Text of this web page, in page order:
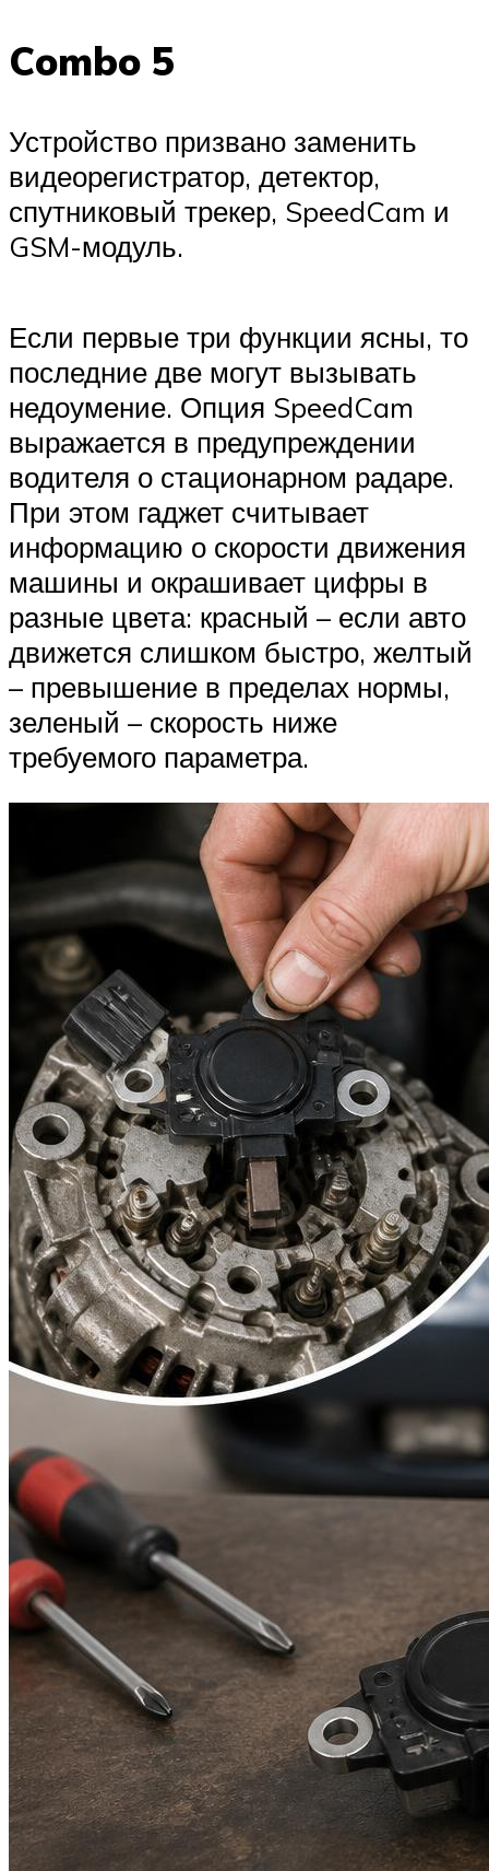
Combo 5
Устройство призвано заменить
видеорегистратор, детектор,
спутниковый трекер, SpeedCam и
GSM-модуль.
Если первые три функции ясны, то
последние две могут вызывать
недоумение. Опция SpeedCam
выражается в предупреждении
водителя о стационарном радаре.
При этом гаджет считывает
информацию о скорости движения
машины и окрашивает цифры в
разные цвета: красный – если авто
движется слишком быстро, желтый
– превышение в пределах нормы,
зеленый – скорость ниже
требуемого параметра.